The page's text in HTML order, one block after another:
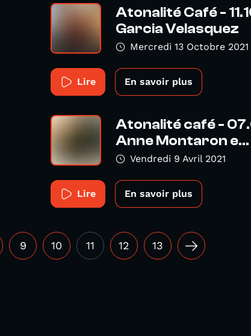
Atonalité Café -
Garcia Velasquez
Mercredi 13 Octobre 2021
Lire En savoir plus
Atonalité café -
Anne Montaron e...
Vendredi 9 Avril 2021
Lire En savoir plus
9 10 11 12 13